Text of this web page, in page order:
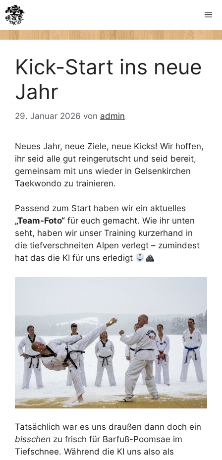
Zum
Inhalt
springen
Kick-Start ins neue
Jahr
29. Januar 2026 von admin
Neues Jahr, neue Ziele, neue Kicks! Wir hoffen,
ihr seid alle gut reingerutscht und seid bereit,
gemeinsam mit uns wieder in Gelsenkirchen
Taekwondo zu trainieren.
Passend zum Start haben wir ein aktuelles
„Team-Foto“ für euch gemacht. Wie ihr unten
seht, haben wir unser Training kurzerhand in
die tiefverschneiten Alpen verlegt – zumindest
hat das die KI für uns erledigt
Tatsächlich war es uns draußen dann doch ein
bisschen zu frisch für Barfuß-Poomsae im
Tiefschnee. Während die KI uns also als